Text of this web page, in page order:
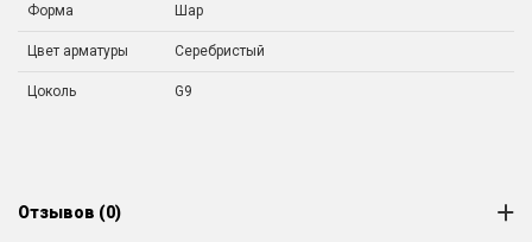
Форма Шар
Цвет арматуры Серебристый
Цоколь G9
Отзывов (0)